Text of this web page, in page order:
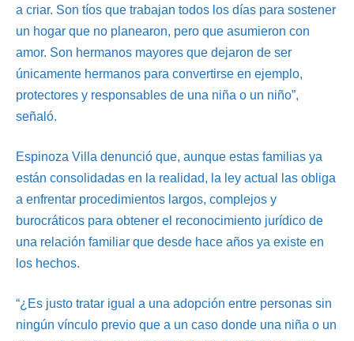
a criar. Son tíos que trabajan todos los días para sostener
un hogar que no planearon, pero que asumieron con
amor. Son hermanos mayores que dejaron de ser
únicamente hermanos para convertirse en ejemplo,
protectores y responsables de una niña o un niño”,
señaló.
Espinoza Villa denunció que, aunque estas familias ya
están consolidadas en la realidad, la ley actual las obliga
a enfrentar procedimientos largos, complejos y
burocráticos para obtener el reconocimiento jurídico de
una relación familiar que desde hace años ya existe en
los hechos.
“¿Es justo tratar igual a una adopción entre personas sin
ningún vínculo previo que a un caso donde una niña o un